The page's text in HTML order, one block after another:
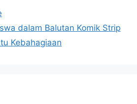
edalam Balutan Komik Strip
Kebahagiaan